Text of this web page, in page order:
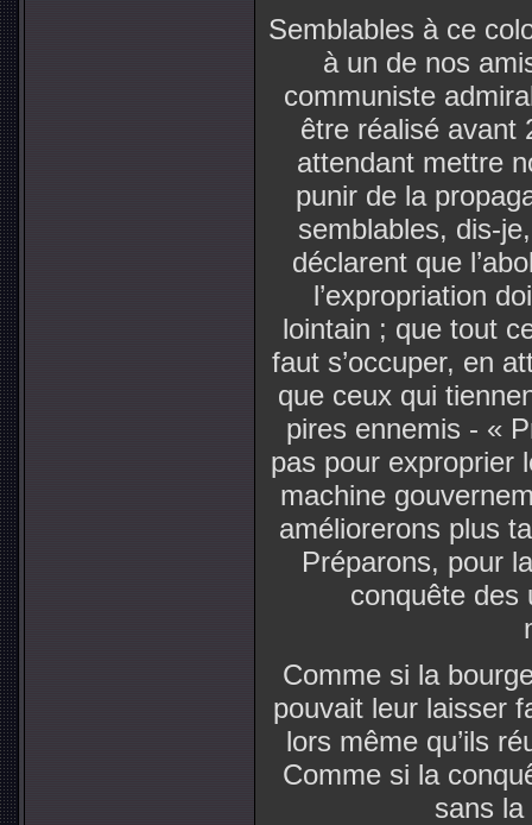
Semblables à ce
à un de nos
communiste
être réalisé avant
attendant mettre
punir de la
semblables, dis-
déclarent que
l’expropriation
lointain ; que tout
faut s’occuper, en
que ceux qui
pires ennemis - «
pas pour exproprier
machine
améliorerons plus
Préparons, pour
conquête des
Comme si la
pouvait leur laisser
lors même qu’ils
Comme si la
sans